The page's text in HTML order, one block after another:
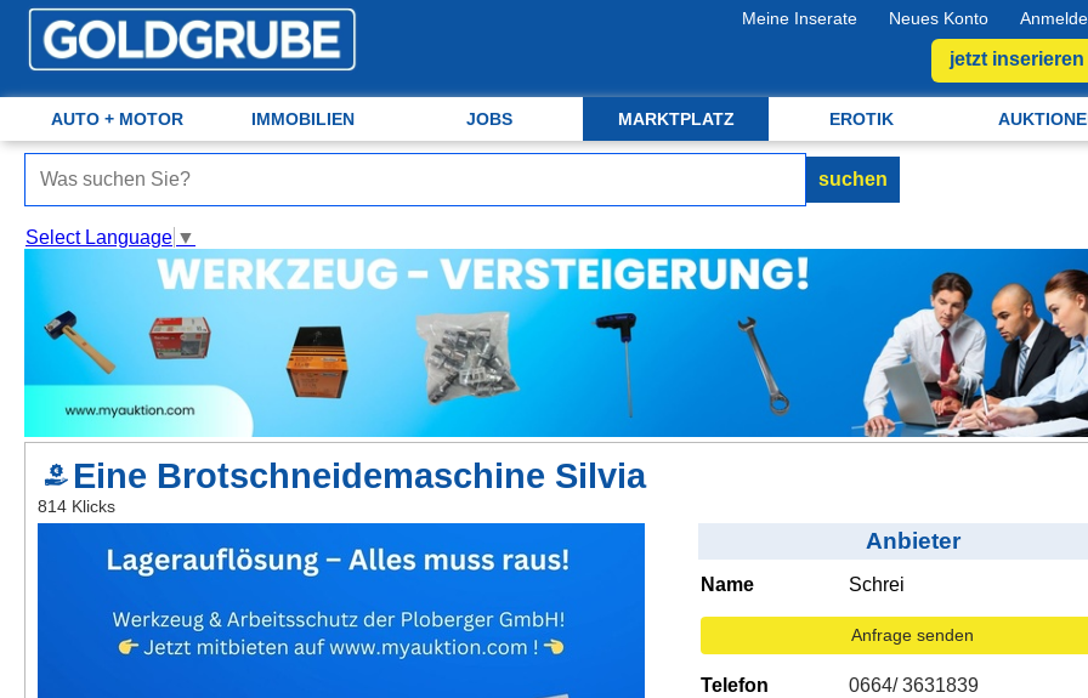
Auto + Motor
Immobilien
Jobs
Marktplatz
Erotik
Auktionen
jetzt inserieren
AGB, Nutzungsbedingungen
Meine Inserate
Neues Konto
Anmelden
Meine Inserate Neues Konto
jetzt inserieren
AUTO + MOTOR IMMOBILIEN JOBS MARKTPLATZ EROTIK
suchen
Select Language ▼
Eine Brotschneidemaschine Silvia
814 Klicks
Anbieter
Name Schrei
Anfrage senden
Telefon
0664/ 3631839